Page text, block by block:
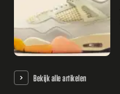
Bekijk alle artikelen